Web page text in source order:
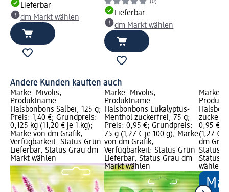
Lieferbar
dm Markt wählen
(0)
Lieferbar
dm Markt wählen
Andere Kunden kauften auch
Marke: Mivolis;
Produktname:
Halsbonbons Salbei, 125 g;
Preis: 1,40 €; Grundpreis:
0,125 kg (11,20 € je 1 kg);
Marke von dm Grafik;
Verfügbarkeit: Status Grün
Lieferbar, Status Grau dm
Markt wählen
Marke: Mivolis;
Produktname:
Halsbonbons Eukalyptus-
Menthol zuckerfrei, 75 g;
Preis: 0,95 €; Grundpreis:
75 g (1,27 € je 100 g); Marke
von dm Grafik;
Verfügbarkeit: Status Grün
Lieferbar, Status Grau dm
Markt wählen
Marke:
0,95 €;
(1,27 €
dm
Status
Status
wählen